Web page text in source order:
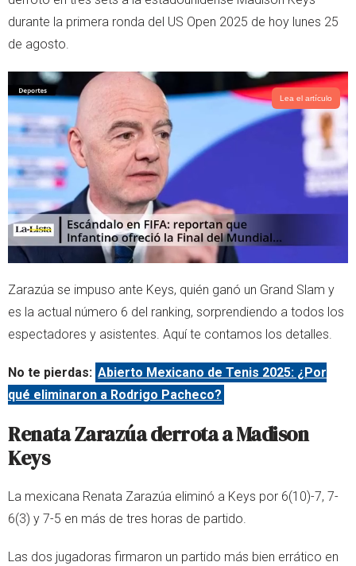
r
p
p
durante la primera ronda del US Open 2025 de hoy lunes 25
de agosto.
Lea el artículo
Zarazúa se impuso ante Keys, quién ganó un Grand Slam y
es la actual número 6 del ranking, sorprendiendo a todos los
espectadores y asistentes. Aquí te contamos los detalles.
No te pierdas: Abierto Mexicano de Tenis 2025: ¿Por
qué eliminaron a Rodrigo Pacheco?
Renata Zarazúa derrota a Madison
Keys
La mexicana Renata Zarazúa eliminó a Keys por 6(10)-7, 7-
6(3) y 7-5 en más de tres horas de partido.
Las dos jugadoras firmaron un partido más bien errático en